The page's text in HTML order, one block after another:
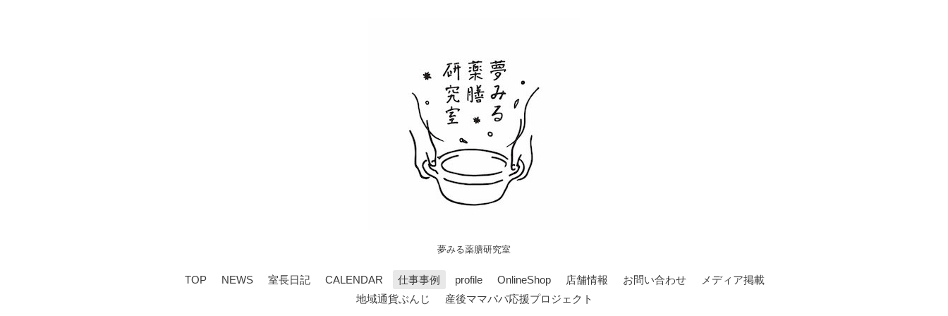
夢みる薬膳研究室
TOP NEWS 室長日記 CALENDAR 仕事事例 profile OnlineShop 店舗情報 お問い合わせ
メディア掲載
地域通貨ぶんじ
産後ママパパ応援プロジェクト